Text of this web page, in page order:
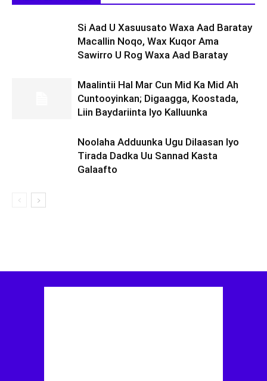
Si Aad U Xasuusato Waxa Aad Baratay
Macallin Noqo, Wax Kuqor Ama
Sawirro U Rog Waxa Aad Baratay
Maalintii Hal Mar Cun Mid Ka Mid Ah
Cuntooyinkan; Digaagga, Koostada,
Liin Baydariinta Iyo Kalluunka
Noolaha Adduunka Ugu Dilaasan Iyo
Tirada Dadka Uu Sannad Kasta
Galaafto